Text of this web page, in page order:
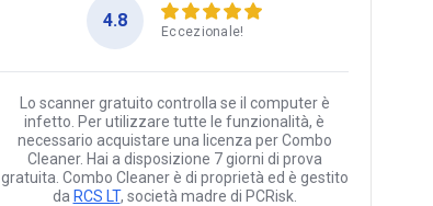
4.8
Eccezionale!
Lo scanner gratuito controlla se il computer è
infetto. Per utilizzare tutte le funzionalità, è
necessario acquistare una licenza per Combo
Cleaner. Hai a disposizione 7 giorni di prova
gratuita. Combo Cleaner è di proprietà ed è gestito
da RCS LT, società madre di PCRisk.